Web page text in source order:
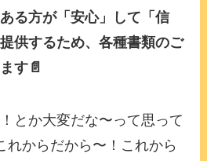
る方が「安心」して「信
供するため、各種書類のご
す📄
とか大変だな〜って思って
れからだから〜！これから